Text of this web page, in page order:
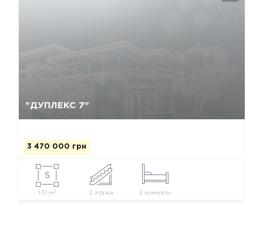
"ДУПЛЕКС 7"
3 470 000 грн
131 м 2 2 этажа 2 комнаты